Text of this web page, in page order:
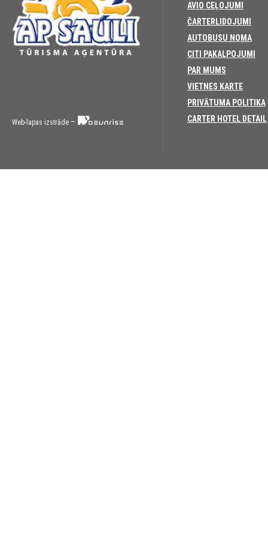
Web-lapas izstrāde –
AVIO CEĻOJUMI
ČARTERLIDOJUMI
AUTOBUSU NOMA
CITI PAKALPOJUMI
PAR MUMS
VIETNES KARTE
PRIVĀTUMA POLITIKA
CARTER HOTEL DETAIL